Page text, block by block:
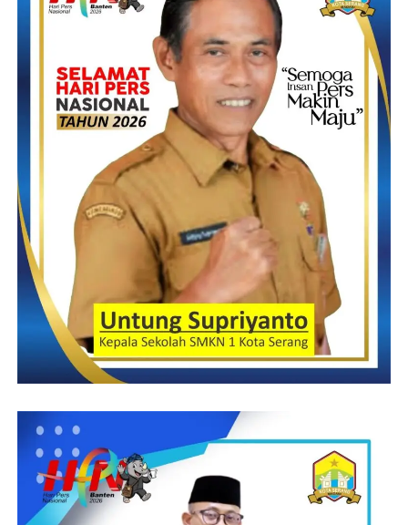
Lebih lanjut Danrem 064/MY mengatakan TMMD merupakan
salah satu solusi bagi Pemda untuk menjawab aspirasi kebutuhan
masyarakat saat ini. Dan TMMD pula merupakan wadah instansi
lintas sektoral untuk bergotong-royong serta meningkatkan
soliditas dalam pengabdian meningkatkan kesejahteraan
masyarakat
Berkaitan dengan publikasi/pemberitaan pelaksanaan TMMD ke
116 Kodim 0623/Cilegon melalui media massa, Danrem
meminta agar segenap stakeholder di Kota Cilegon dapat
mensupport setiap jengkal pelaksanaannya sehingga
pembangunan infrastruktur, SDM, dan gotong-royongnya, agar
diketahui juga khalayak umum baik lokal maupun nasional.
” Yang utama adalah bagaimana kemanunggalan TNI dengan
rakyat dapat diketahui umum saat pelaksanaan TMMD itu
sendiri,” pintanya.
Hermawan – A.Syukur
Post Views: 23